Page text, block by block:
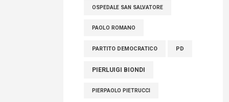
OSPEDALE SAN SALVATORE
PAOLO ROMANO
PARTITO DEMOCRATICO PD
PIERLUIGI BIONDI
PIERPAOLO PIETRUCCI